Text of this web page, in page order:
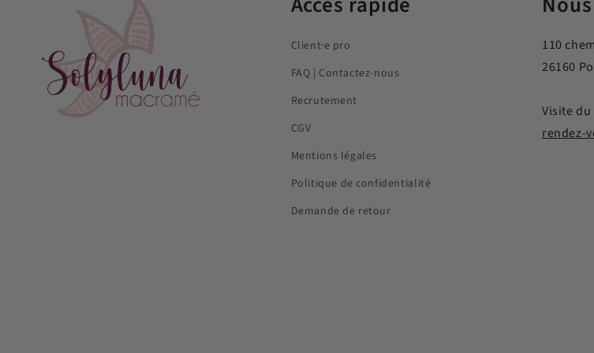
Client·e pro
FAQ | Contactez-nous
Recrutement
CGV
Mentions légales
Politique de confidentialité
Demande de retour
110
26160
Visite
rendez-